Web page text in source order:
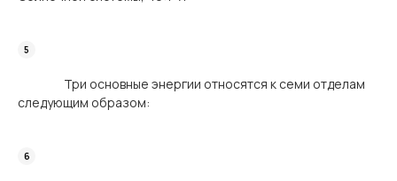
Три основные энергии относятся к семи отделам
следующим образом: